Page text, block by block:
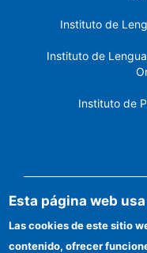
Instituto de
Instituto de
Instituto de
Esta página web
Las cookies de este sitio
contenido, ofrecer